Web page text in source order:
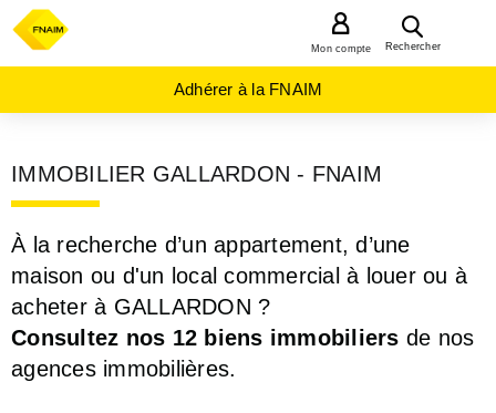
Rechercher
Mon compte
Adhérer à la FNAIM
IMMOBILIER GALLARDON - FNAIM
À la recherche d’un appartement, d’une
maison ou d'un local commercial à louer ou à
acheter à GALLARDON ?
Consultez nos 12 biens immobiliers de nos
agences immobilières.